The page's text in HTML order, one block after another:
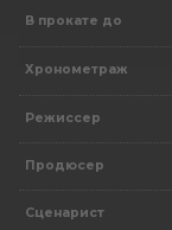
В прокате до
Хронометраж
Режиссер
Продюсер
Сценарист